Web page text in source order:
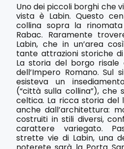
Uno dei piccoli borghi che
vista è Labin. Questo
collina sopra la
Rabac. Raramente
Labin, che in un’area
tante attrazioni storiche
La storia del borgo risale
dell’Impero Romano. Sul
esisteva un
(“città sulla collina”), che
celtica. La ricca storia del
anche dall’architettura:
costruiti in stili diversi,
carattere variegato.
strette vie di Labin, una